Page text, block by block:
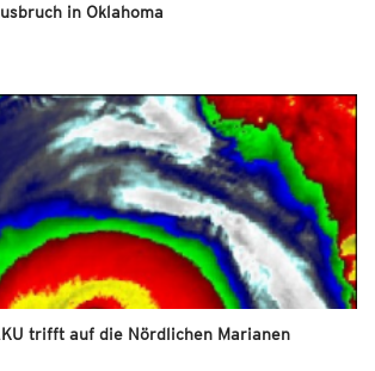
in Oklahoma
trifft auf die Nördlichen Marianen